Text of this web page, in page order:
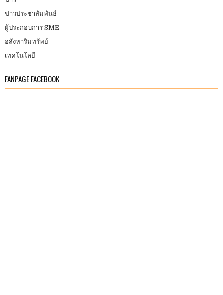
ข่าวประชาสัมพันธ์
ผู้ประกอบการ SME
อสังหาริมทรัพย์
เทคโนโลยี
FANPAGE FACEBOOK